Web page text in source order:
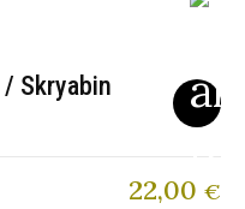
Skryabin
22,00 €